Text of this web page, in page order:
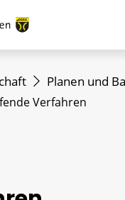
Planen und
Verfahren